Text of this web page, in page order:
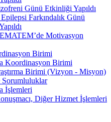
Günü Etkinliği Yapıldı
Farkındalık Günü
Motivasyon
Birimi
Koordinasyon Birimi
Birimi (Vizyon - Misyon)
Sorumluluklar
İşlemleri
Diğer Hizmet İşlemleri